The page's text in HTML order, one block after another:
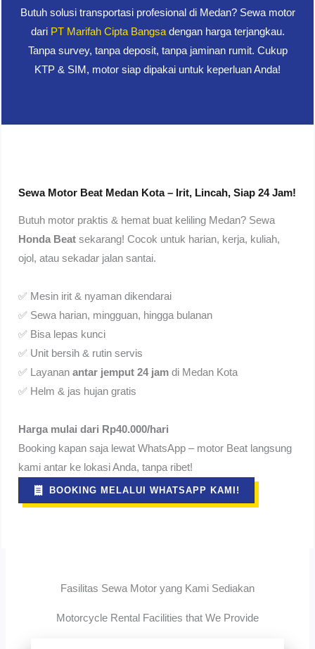
Butuh solusi transportasi profesional di Medan? Sewa motor
dari PT Marifah Cipta Bangsadengan harga terjangkau.
Tanpa survey, tanpa deposit, tanpa jaminan rumit. Cukup
KTP & SIM, motor siap dipakai untuk keperluan Anda!
Sewa Motor Beat Medan Kota – Irit, Lincah, Siap 24 Jam!
Butuh motor praktis & hemat buat keliling Medan? Sewa
Honda Beat sekarang! Cocok untuk harian, kerja, kuliah,
ojol, atau sekadar jalan santai.
✅ Mesin irit & nyaman dikendarai
✅ Sewa harian, mingguan, hingga bulanan
✅ Bisa lepas kunci
✅ Unit bersih & rutin servis
✅ Layananantar jemput 24 jam di Medan Kota
✅ Helm & jas hujan gratis
Harga mulai dari Rp40.000/hari
Booking kapan saja lewat WhatsApp – motor Beat langsung
kami antar ke lokasi Anda, tanpa ribet!
BOOKING MELALUI WHATSAPP KAMI!
Fasilitas Sewa Motor yang Kami Sediakan
Motorcycle Rental Facilities that We Provide